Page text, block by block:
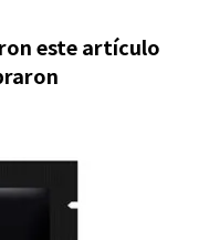
este artículo